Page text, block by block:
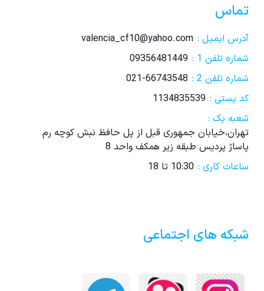
تماس
آدرس ایمیل : valencia_cf10@yahoo.com
شماره تلفن 1 :
09356481449
شماره تلفن 2 :
021-66743548
کد پستی : 1134835539
شعبه یک :
تهران،خیابان جمهوری قبل از پل حافظ نبش کوچه رم
پاساژ پردیس طبقه زیر همکف واحد 8
ساعات کاری : 10:30 تا 18
شبکه های اجتماعی